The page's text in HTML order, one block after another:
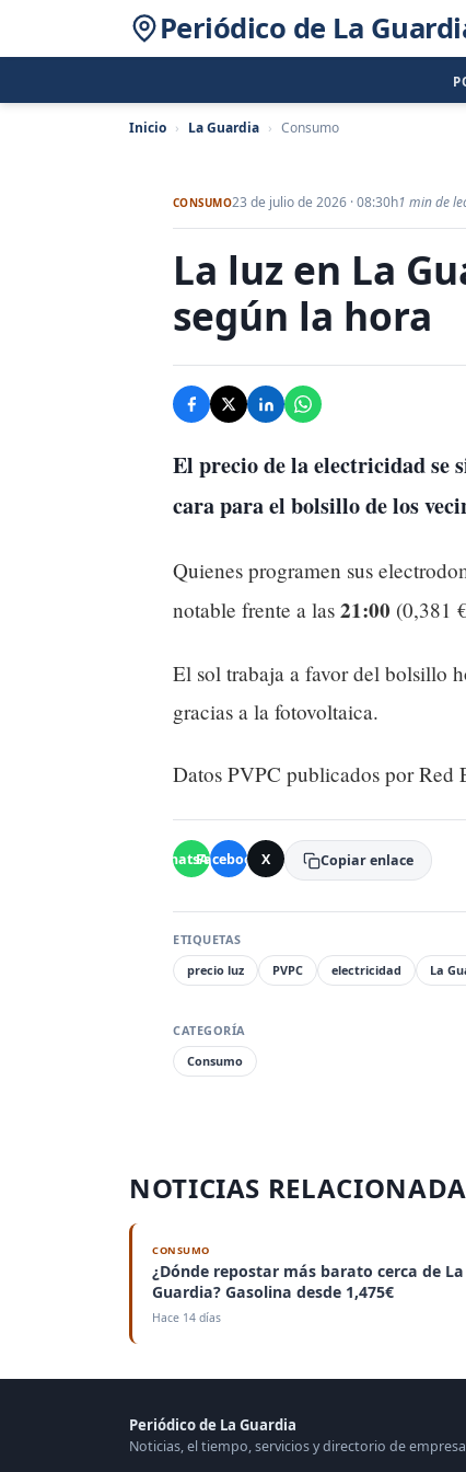
Periódico de La
Inicio › La Guardia › Consumo
CONSUMO23 de julio de 2026 · 08:30h1 min de
La luz en La
según la hora
El precio de la electricidad se
cara para el bolsillo de los
Quienes programen sus
notable frente a las 21:00 (0,381
El sol trabaja a favor del bolsillo
gracias a la fotovoltaica.
Datos PVPC publicados por Red
WhatsApp
Facebook X Copiar enlace
ETIQUETAS
precio luz
PVPC electricidad La
CATEGORÍA
Consumo
NOTICIAS
CONSUMO
¿Dónde repostar más barato cerca de La
Guardia? Gasolina desde 1,475€
Hace 14 días
Periódico de La Guardia
Noticias, el tiempo, servicios y directorio de